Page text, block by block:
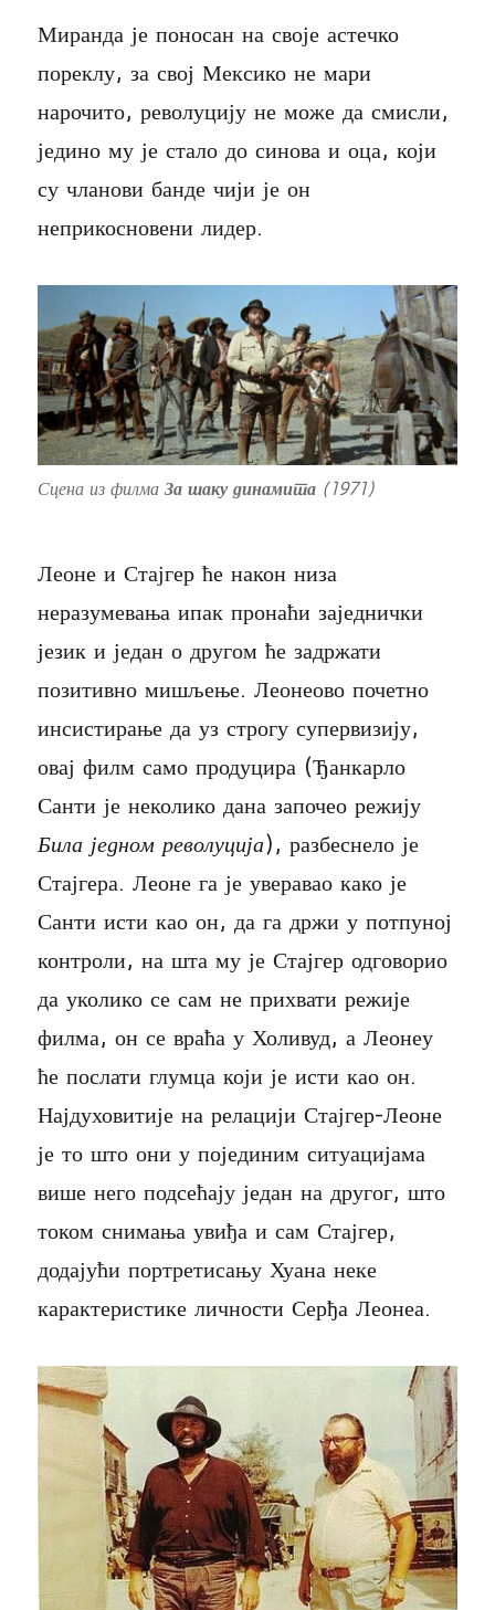
Миранда је поносан на своје астечко
пореклу, за свој Мексико не мари
нарочито, револуцију не може да смисли,
једино му је стало до синова и оца, који
су чланови банде чији је он
неприкосновени лидер.
Сцена из филмаЗа шаку динамита (1971)
Леоне и Стајгер ће након низа
неразумевања ипак пронаћи заједнички
језик и један о другом ће задржати
позитивно мишљење. Леонеово почетно
инсистирање да уз строгу супервизију,
овај филм само продуцира (Ђанкарло
Санти је неколико дана започео режију
Била једном револуција), разбеснело је
Стајгера. Леоне га је уверавао како је
Санти исти као он, да га држи у потпуној
контроли, на шта му је Стајгер одговорио
да уколико се сам не прихвати режије
филма, он се враћа у Холивуд, а Леонеу
ће послати глумца који је исти као он.
Најдуховитије на релацији Стајгер-Леоне
је то што они у појединим ситуацијама
више него подсећају један на другог, што
током снимања увиђа и сам Стајгер,
додајући портретисању Хуана неке
карактеристике личности Серђа Леонеа.